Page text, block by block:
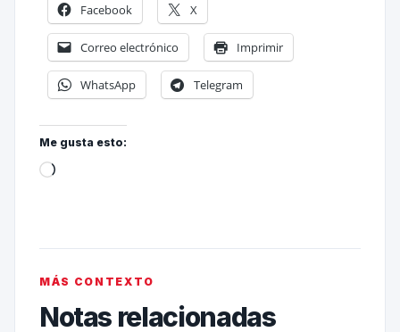
Facebook X
Correo electrónico Imprimir
WhatsApp Telegram
Me gusta esto:
MÁS CONTEXTO
Notas relacionadas